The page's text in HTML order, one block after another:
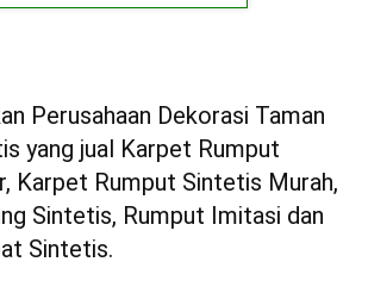
Perusahaan Dekorasi Taman
yang jual Karpet Rumput
Karpet Rumput Sintetis Murah,
Sintetis, Rumput Imitasi dan
Sintetis.